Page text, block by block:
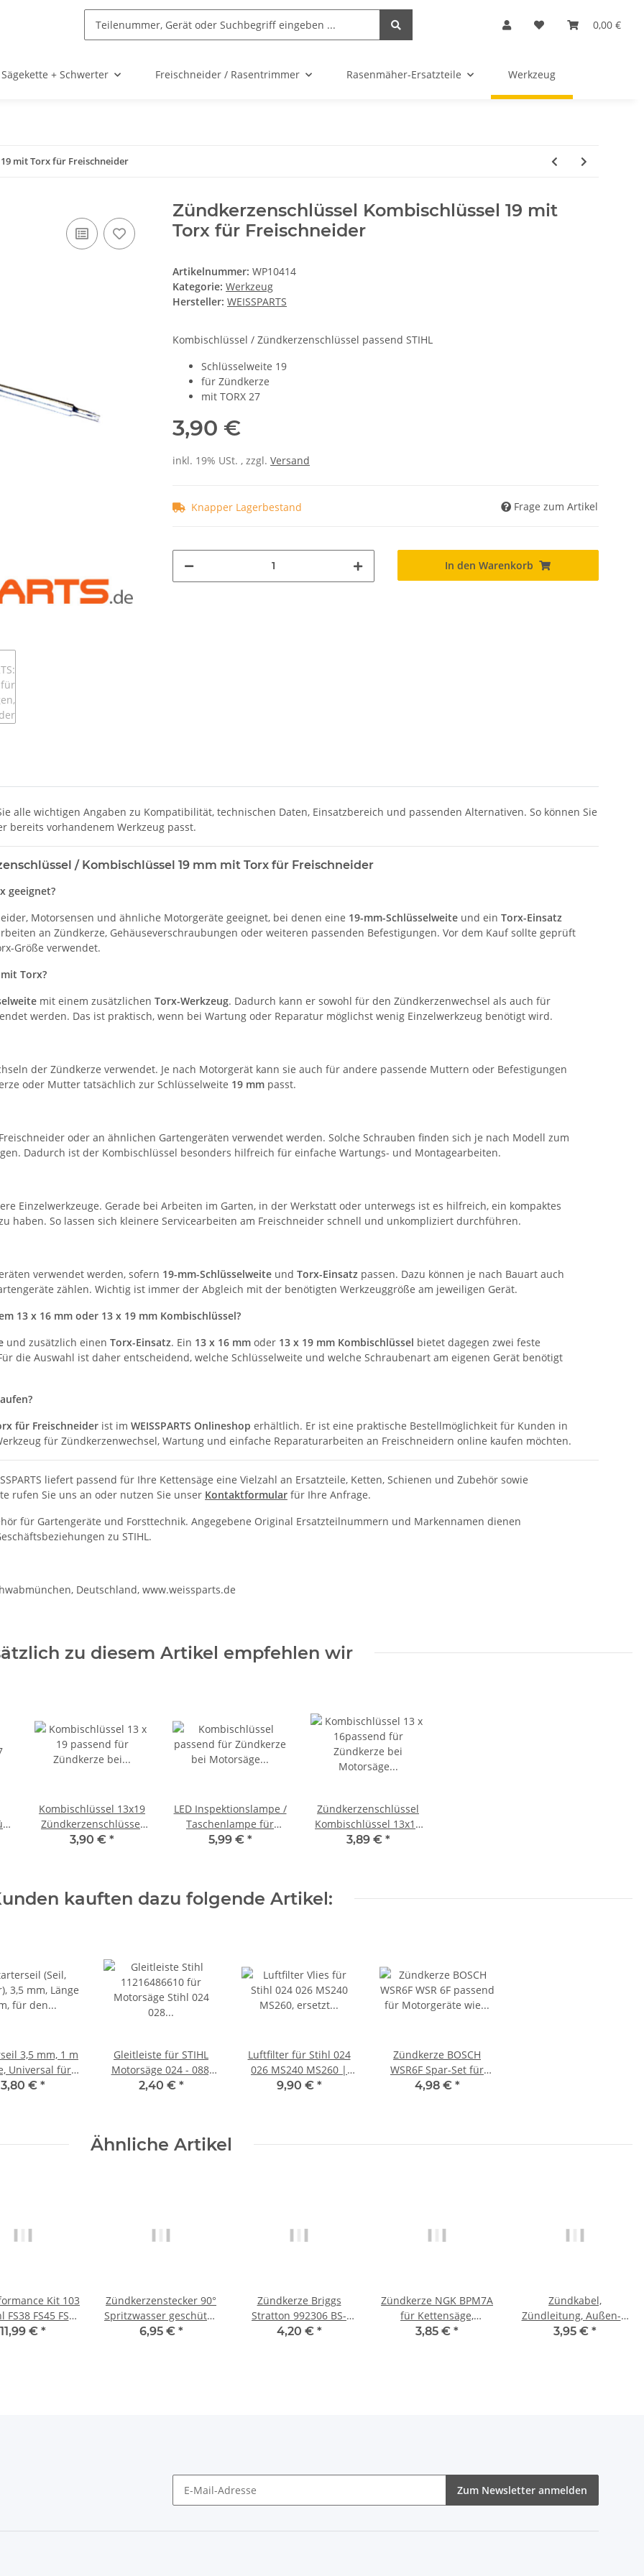
0,00 €
Sägekette + Schwerter Freischneider / Rasentrimmer Rasenmäher-Ersatzteile Werkzeug
mit Torx für Freischneider
Zündkerzenschlüssel Kombischlüssel 19 mit
Torx für Freischneider
Artikelnummer: WP10414
Kategorie: Werkzeug
Hersteller: WEISSPARTS
Kombischlüssel / Zündkerzenschlüssel passend STIHL
Schlüsselweite 19
für Zündkerze
mit TORX 27
3,90 €
inkl. 19% USt. , zzgl. Versand
Knapper Lagerbestand Frage zum Artikel
In den Warenkorb
alle wichtigen Angaben zu Kompatibilität, technischen Daten, Einsatzbereich und passenden Alternativen. So können Sie
bereits vorhandenem Werkzeug passt.
/ Kombischlüssel 19 mm mit Torx für Freischneider
geeignet?
Motorsensen und ähnliche Motorgeräte geeignet, bei denen eine 19-mm-Schlüsselweite und ein Torx-Einsatz
an Zündkerze, Gehäuseverschraubungen oder weiteren passenden Befestigungen. Vor dem Kauf sollte geprüft
Größe verwendet.
Torx?
mit einem zusätzlichen Torx-Werkzeug. Dadurch kann er sowohl für den Zündkerzenwechsel als auch für
werden. Das ist praktisch, wenn bei Wartung oder Reparatur möglichst wenig Einzelwerkzeug benötigt wird.
der Zündkerze verwendet. Je nach Motorgerät kann sie auch für andere passende Muttern oder Befestigungen
oder Mutter tatsächlich zur Schlüsselweite 19 mm passt.
oder an ähnlichen Gartengeräten verwendet werden. Solche Schrauben finden sich je nach Modell zum
Dadurch ist der Kombischlüssel besonders hilfreich für einfache Wartungs- und Montagearbeiten.
Einzelwerkzeuge. Gerade bei Arbeiten im Garten, in der Werkstatt oder unterwegs ist es hilfreich, ein kompaktes
haben. So lassen sich kleinere Servicearbeiten am Freischneider schnell und unkompliziert durchführen.
verwendet werden, sofern 19-mm-Schlüsselweite und Torx-Einsatz passen. Dazu können je nach Bauart auch
zählen. Wichtig ist immer der Abgleich mit der benötigten Werkzeuggröße am jeweiligen Gerät.
13 x 16 mm oder 13 x 19 mm Kombischlüssel?
und zusätzlich einen Torx-Einsatz. Ein 13 x 16 mm oder 13 x 19 mm Kombischlüssel bietet dagegen zwei feste
die Auswahl ist daher entscheidend, welche Schlüsselweite und welche Schraubenart am eigenen Gerät benötigt
für Freischneider ist im WEISSPARTS Onlineshop erhältlich. Er ist eine praktische Bestellmöglichkeit für Kunden in
für Zündkerzenwechsel, Wartung und einfache Reparaturarbeiten an Freischneidern online kaufen möchten.
liefert passend für Ihre Kettensäge eine Vielzahl an Ersatzteile, Ketten, Schienen und Zubehör sowie
rufen Sie uns an oder nutzen Sie unser Kontaktformular für Ihre Anfrage.
für Gartengeräte und Forsttechnik. Angegebene Original Ersatzteilnummern und Markennamen dienen
zu STIHL.
Deutschland, www.weissparts.de
zu diesem Artikel empfehlen wir
Kombischlüssel 13x19
Zündkerzenschlüssel
für Motorsäge
3,90 € *
LED Inspektionslampe /
Taschenlampe für
Werkstatt,
5,99 € *
Zündkerzenschlüssel
Kombischlüssel 13x16
für Motorsäge
3,89 € *
kauften dazu folgende Artikel:
3,5 mm, 1 m
Universal für
Motorsäge,
3,80 € *
Gleitleiste für STIHL
Motorsäge 024 - 088,
11216486610
2,40 € *
Luftfilter für Stihl 024
026 MS240 MS260 |
1121 120 1618
9,90 € *
Zündkerze BOSCH
WSR6F Spar-Set für
Motorsägen,
4,98 € *
Ähnliche Artikel
Kit 103
FS45 FS55
HS45
11,99 € *
Zündkerzenstecker 90°
Spritzwasser geschützt,
für Rasentraktor
6,95 € *
Zündkerze Briggs
Stratton 992306 BS-
OHV-HT für
4,20 € *
Zündkerze NGK BPM7A
für Kettensäge,
Motorsense,
3,85 € *
Zündkabel,
Zündleitung, Außen-Ø
7 mm Länge 1m
3,95 € *
Zum Newsletter anmelden